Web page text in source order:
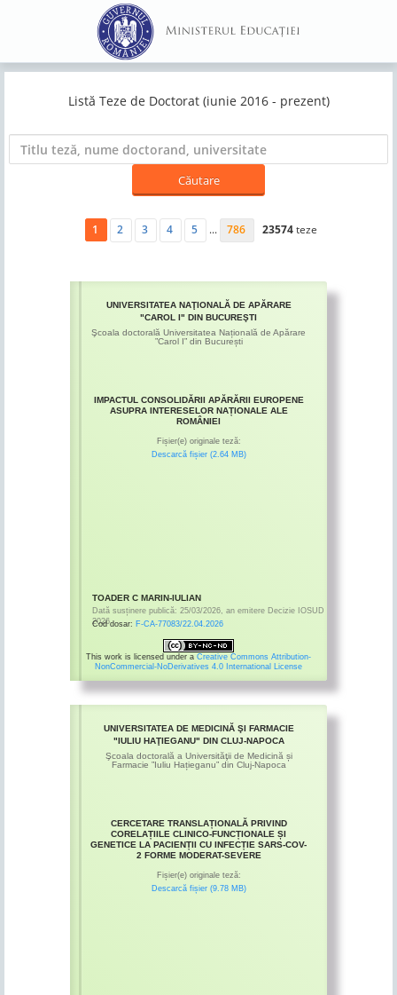
Listă Teze de Doctorat (iunie 2016 - prezent)
1 2 3 4 5 ... 786 23574teze
UNIVERSITATEA NAŢIONALĂ DE APĂRARE
"CAROL I" DIN BUCUREŞTI
Şcoala doctorală Universitatea Națională de Apărare
”Carol I” din București
IMPACTUL CONSOLIDĂRII APĂRĂRII EUROPENE
ASUPRA INTERESELOR NAȚIONALE ALE
ROMÂNIEI
Fișier(e) originale teză:
Descarcă fișier (2.64 MB)
TOADER C MARIN-IULIAN
Dată susținere publică: 25/03/2026, an emitere Decizie IOSUD
2026
Cod dosar: F-CA-77083/22.04.2026
This work is licensed under a Creative Commons Attribution-
NonCommercial-NoDerivatives 4.0 International License
UNIVERSITATEA DE MEDICINĂ ŞI FARMACIE
"IULIU HAŢIEGANU" DIN CLUJ-NAPOCA
Şcoala doctorală a Universităţii de Medicină și
Farmacie ”Iuliu Hațieganu” din Cluj-Napoca
CERCETARE TRANSLAȚIONALĂ PRIVIND
CORELAȚIILE CLINICO-FUNCȚIONALE ȘI
GENETICE LA PACIENȚII CU INFECȚIE SARS-COV-
2 FORME MODERAT-SEVERE
Fișier(e) originale teză:
Descarcă fișier (9.78 MB)